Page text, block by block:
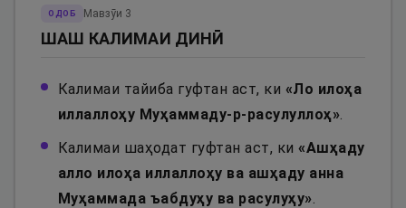
ОДОБ Мавзӯи 3
ШАШ КАЛИМАИ ДИНӢ
Калимаи тайиба гуфтан аст, ки «Ло илоҳа
иллаллоҳу Муҳаммаду-р-расулуллоҳ».
Калимаи шаҳодат гуфтан аст, ки «Ашҳаду
алло илоҳа иллаллоҳу ва ашҳаду анна
Муҳаммада ъабдуҳу ва расулуҳу»